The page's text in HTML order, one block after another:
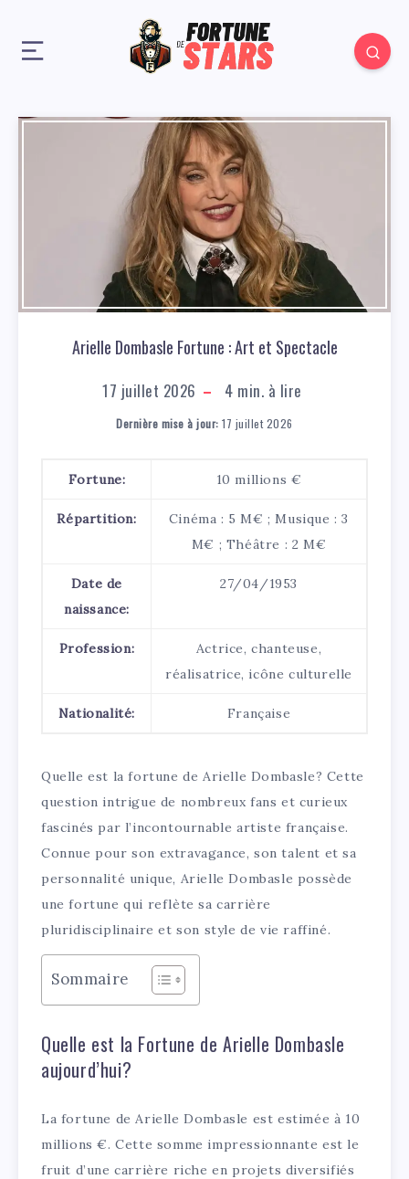
Arielle Dombasle Fortune : Art et Spectacle
17 juillet 2026 4 min. à lire
Dernière mise à jour: 17 juillet 2026
Fortune: 10 millions €
Répartition:
Cinéma : 5 M€ ; Musique : 3
M€ ; Théâtre : 2 M€
Date de
naissance:
27/04/1953
Profession:
Actrice, chanteuse,
réalisatrice, icône culturelle
Nationalité: Française
Quelle est la fortune de Arielle Dombasle? Cette
question intrigue de nombreux fans et curieux
fascinés par l’incontournable artiste française.
Connue pour son extravagance, son talent et sa
personnalité unique, Arielle Dombasle possède
une fortune qui reflète sa carrière
pluridisciplinaire et son style de vie raffiné.
Sommaire
Quelle est la Fortune de Arielle Dombasle
aujourd’hui?
La fortune de Arielle Dombasle est estimée à 10
millions €. Cette somme impressionnante est le
fruit d’une carrière riche en projets diversifiés